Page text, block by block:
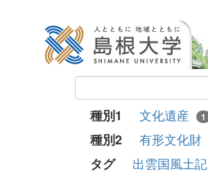
種別1 文化遺産 1
種別2 有形文化財
タグ 出雲国風土記